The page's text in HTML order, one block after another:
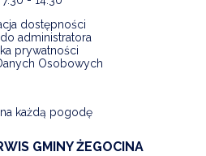
dostępności
administratora
prywatności
Osobowych
każdą pogodę
GMINY ŻEGOCINA